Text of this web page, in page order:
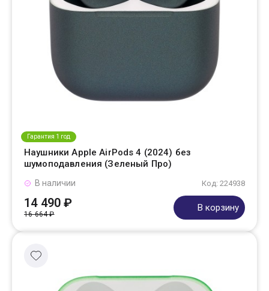
Гарантия 1 год
Наушники Apple AirPods 4 (2024) без
шумоподавления (Зеленый Про)
Код: 224938
В наличии
14 490 ₽
16 664 ₽
В корзину